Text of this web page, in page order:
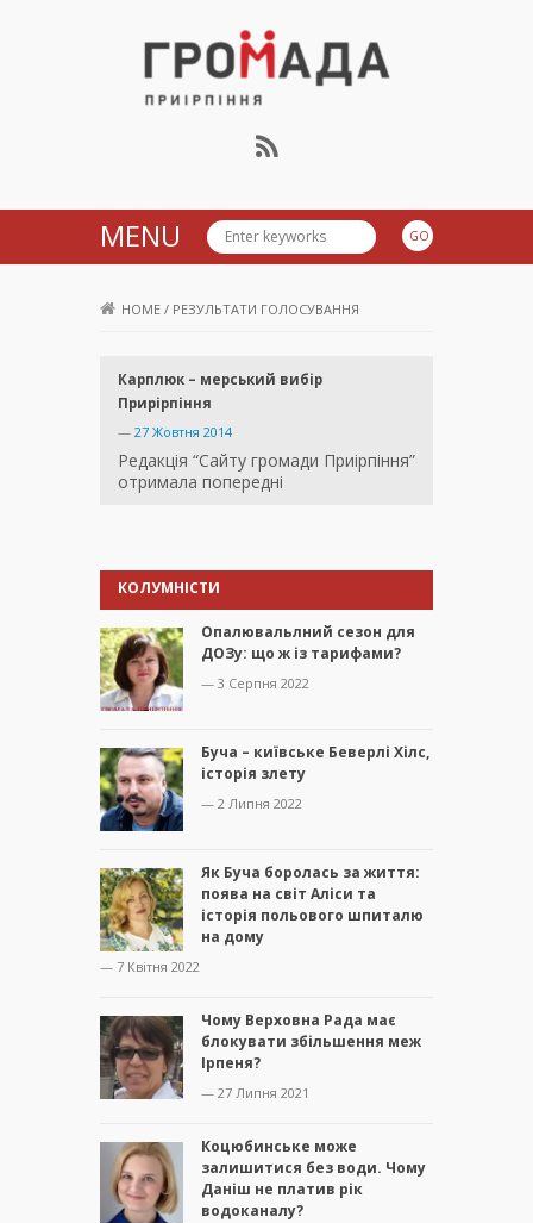
Громада Приірпіння
MENU
HOME / РЕЗУЛЬТАТИ ГОЛОСУВАННЯ
Карплюк – мерський вибір
Прирірпіння
— 27 Жовтня 2014
Редакція “Сайту громади Приірпіння”
отримала попередні
КОЛУМНІСТИ
Опалювальлний сезон для
ДОЗу: що ж із тарифами?
— 3 Серпня 2022
Буча – київське Беверлі Хілс,
історія злету
— 2 Липня 2022
Як Буча боролась за життя:
поява на світ Аліси та
історія польового шпиталю
на дому
— 7 Квітня 2022
Чому Верховна Рада має
блокувати збільшення меж
Ірпеня?
— 27 Липня 2021
Коцюбинське може
залишитися без води. Чому
Даніш не платив рік
водоканалу?